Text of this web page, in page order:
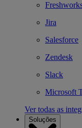
Jira
Salesforce
Zendesk
Slack
Microsoft
Ver todas as
Soluções